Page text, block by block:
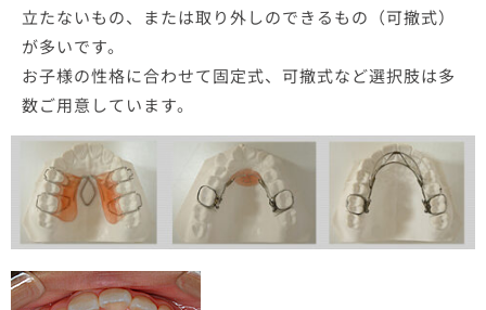
立たないもの、または取り外しのできるもの（可撤式）
が多いです。
お子様の性格に合わせて固定式、可撤式など選択肢は多
数ご用意しています。